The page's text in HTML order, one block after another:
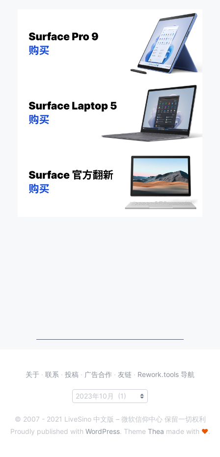
关于 · 联系 · 投稿 · 广告合作 · 友链 · Rework.tools 导航
© 2007 - 2021 LiveSino 中文版 – 微软信仰中心 保留一切权利
Proudly published with WordPress. Theme Thea made with ♥.